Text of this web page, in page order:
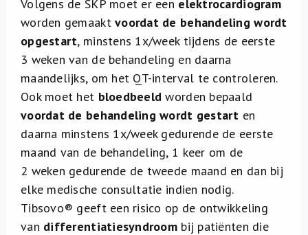
Volgens de SKP moet er een elektrocardiogram
worden gemaaktvoordat de behandeling wordt
opgestart, minstens 1x/week tijdens de eerste
3 weken van de behandeling en daarna
maandelijks, om het QT-interval te controleren.
Ook moet het bloedbeeld worden bepaald
voordat de behandeling wordt gestart en
daarna minstens 1x/week gedurende de eerste
maand van de behandeling, 1 keer om de
2 weken gedurende de tweede maand en dan bij
elke medische consultatie indien nodig.
Tibsovo® geeft een risico op de ontwikkeling
van differentiatiesyndroom bij patiënten die